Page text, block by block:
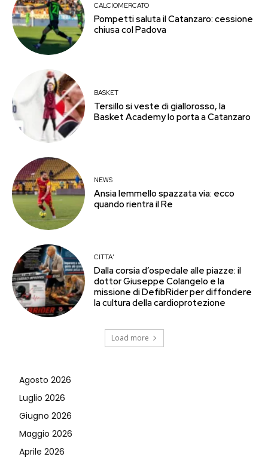
CALCIOMERCATO
Pompetti saluta il Catanzaro: cessione
chiusa col Padova
BASKET
Tersillo si veste di giallorosso, la
Basket Academy lo porta a Catanzaro
NEWS
Ansia Iemmello spazzata via: ecco
quando rientra il Re
CITTA'
Dalla corsia d’ospedale alle piazze: il
dottor Giuseppe Colangelo e la
missione di DefibRider per diffondere
la cultura della cardioprotezione
Load more
Agosto 2026
Luglio 2026
Giugno 2026
Maggio 2026
Aprile 2026